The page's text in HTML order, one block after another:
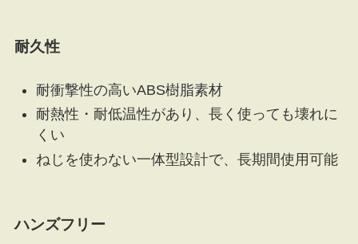
耐久性
耐衝撃性の高いABS樹脂素材
耐熱性・耐低温性があり、長く使っても壊れに
くい
ねじを使わない一体型設計で、長期間使用可能
ハンズフリー